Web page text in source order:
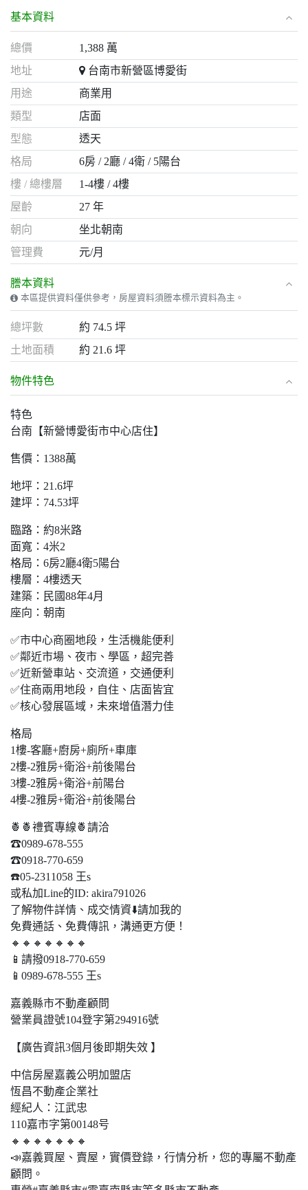
基本資料
總價
1,388 萬
地址
台南市新營區博愛街
用途
商業用
類型
店面
型態
透天
格局
6房 2廳 4衛
5陽台
樓 / 總樓層
1-4樓 / 4樓
屋齡
27 年
朝向
坐北朝南
管理費
元/月
謄本資料
本區提供資料僅供參考，房屋資料須謄本標示資料為主。
總坪數
約 74.5 坪
土地面積
約 21.6 坪
物件特色
特色
台南【新營博愛街市中心店住】
售價：1388萬
地坪：21.6坪
建坪：74.53坪
臨路：約8米路
面寬：4米2
格局：6房2廳4衛5陽台
樓層：4樓透天
建築：民國88年4月
座向：朝南
✅市中心商圈地段，生活機能便利
✅鄰近市場、夜市、學區，超完善
✅近新營車站、交流道，交通便利
✅住商兩用地段，自住、店面皆宜
✅核心發展區域，未來增值潛力佳
格局
1樓-客廳+廚房+廁所+車庫
2樓-2雅房+衛浴+前後陽台
3樓-2雅房+衛浴+前陽台
4樓-2雅房+衛浴+前後陽台
🍍🍍禮賓專線🍍請洽
☎0989-678-555
☎0918-770-659
☎️05-2311058 王s
或私加Line的ID: akira791026
了解物件詳情、成交情資⬇️請加我的
免費通話、免費傳訊，溝通更方便！
🔸🔸🔸🔸🔸🔸🔸
📱請撥0918-770-659
📱0989-678-555 王s
嘉義縣市不動產顧問
營業員證號104登字第294916號
【廣告資訊3個月後即期失效 】
中信房屋嘉義公明加盟店
恆昌不動產企業社
經紀人：江武忠
110嘉市字第00148号
🔸🔸🔸🔸🔸🔸🔸
📣嘉義買屋、賣屋，實價登錄，行情分析，您的專屬不動產
顧問。